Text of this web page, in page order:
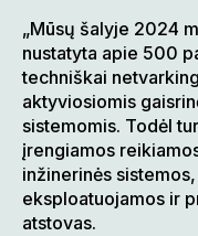
„Mūsų šalyje 2024
nustatyta apie 500
techniškai
aktyviosiomis
sistemomis. Todėl
įrengiamos
inžinerinės
eksploatuojamos ir
atstovas.